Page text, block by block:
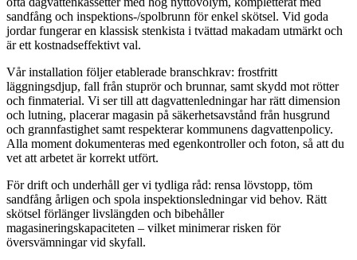
sandfång och inspektions-/spolbrunn för enkel skötsel. Vid goda
jordar fungerar en klassisk stenkista i tvättad makadam utmärkt och
är ett kostnadseffektivt val.
Vår installation följer etablerade branschkrav: frostfritt
läggningsdjup, fall från stuprör och brunnar, samt skydd mot rötter
och finmaterial. Vi ser till att dagvattenledningar har rätt dimension
och lutning, placerar magasin på säkerhetsavstånd från husgrund
och grannfastighet samt respekterar kommunens dagvattenpolicy.
Alla moment dokumenteras med egenkontroller och foton, så att du
vet att arbetet är korrekt utfört.
För drift och underhåll ger vi tydliga råd: rensa lövstopp, töm
sandfång årligen och spola inspektionsledningar vid behov. Rätt
skötsel förlänger livslängden och bibehåller
magasineringskapaciteten – vilket minimerar risken för
översvämningar vid skyfall.